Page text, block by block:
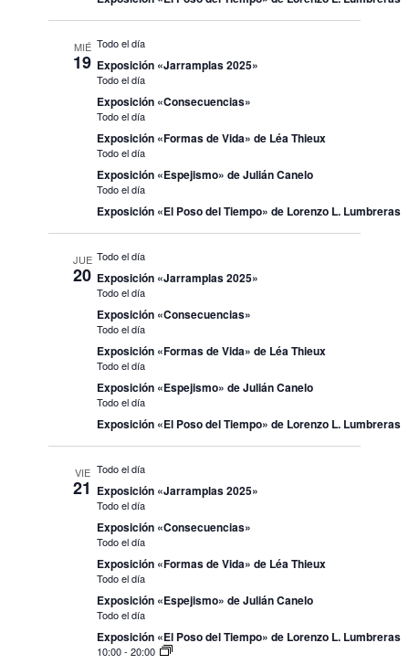
MIÉ
19
Todo el día
Exposición «Jarramplas 2025»
Todo el día
Exposición «Consecuencias»
Todo el día
Exposición «Formas de Vida» de Léa Thieux
Todo el día
Exposición «Espejismo» de Julián Canelo
Todo el día
Exposición «El Poso del Tiempo» de Lorenzo L. Lumbreras
JUE
20
Todo el día
Exposición «Jarramplas 2025»
Todo el día
Exposición «Consecuencias»
Todo el día
Exposición «Formas de Vida» de Léa Thieux
Todo el día
Exposición «Espejismo» de Julián Canelo
Todo el día
Exposición «El Poso del Tiempo» de Lorenzo L. Lumbreras
VIE
21
Todo el día
Exposición «Jarramplas 2025»
Todo el día
Exposición «Consecuencias»
Todo el día
Exposición «Formas de Vida» de Léa Thieux
Todo el día
Exposición «Espejismo» de Julián Canelo
Todo el día
Exposición «El Poso del Tiempo» de Lorenzo L. Lumbreras
10:00-20:00